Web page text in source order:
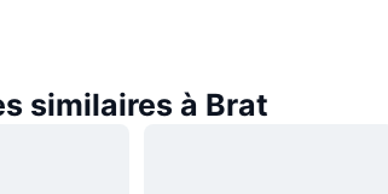
similaires à Brat